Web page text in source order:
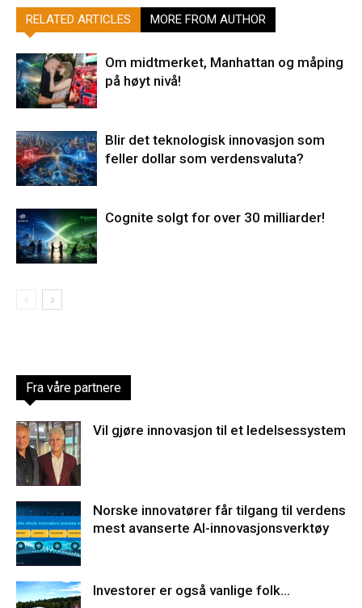
RELATED ARTICLES MORE FROM AUTHOR
Om midtmerket, Manhattan og måping
på høyt nivå!
Blir det teknologisk innovasjon som
feller dollar som verdensvaluta?
Cognite solgt for over 30 milliarder!
Fra våre partnere
Vil gjøre innovasjon til et ledelsessystem
Norske innovatører får tilgang til verdens
mest avanserte AI-innovasjonsverktøy
Investorer er også vanlige folk…